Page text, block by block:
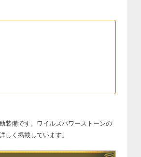
装備です。ワイルズパワーストーンの
く掲載しています。